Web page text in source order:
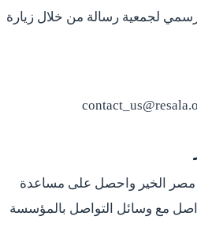
لجمعية رسالة من خلال زيارة
الخير واحصل على مساعدة
مع وسائل التواصل بالمؤسسة